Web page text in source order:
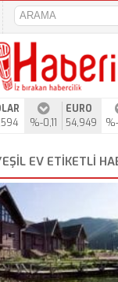
%-0,11
EURO
54,949
EV ETIKETLI